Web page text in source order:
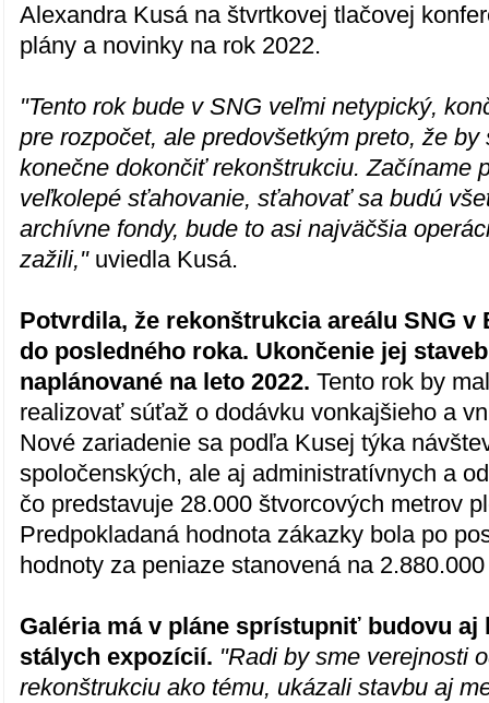
Alexandra Kusá na štvrtkovej tlačovej
plány a novinky na rok 2022.
"Tento rok bude v SNG veľmi netypický,
pre rozpočet, ale predovšetkým preto, že by
konečne dokončiť rekonštrukciu. Začíname
veľkolepé sťahovanie, sťahovať sa budú
archívne fondy, bude to asi najväčšia
zažili,"uviedla Kusá.
Potvrdila, že rekonštrukcia areálu SNG v
do posledného roka. Ukončenie jej
naplánované na leto 2022. Tento rok by
realizovať súťaž o dodávku vonkajšieho a
Nové zariadenie sa podľa Kusej týka
spoločenských, ale aj administratívnych a
čo predstavuje 28.000 štvorcových metrov
Predpokladaná hodnota zákazky bola po
hodnoty za peniaze stanovená na
Galéria má v pláne sprístupniť budovu aj
stálych expozícií. "Radi by sme verejnosti
rekonštrukciu ako tému, ukázali stavbu aj